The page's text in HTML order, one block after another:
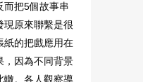
而把5個故事串
現原來聯繫是很
紙的把戲應用在
，因為不同背景
轍。各人觀察導